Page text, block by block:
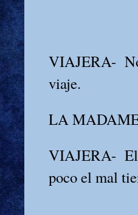
VIAJERA-
viaje.
LA
VIAJERA-
poco el mal